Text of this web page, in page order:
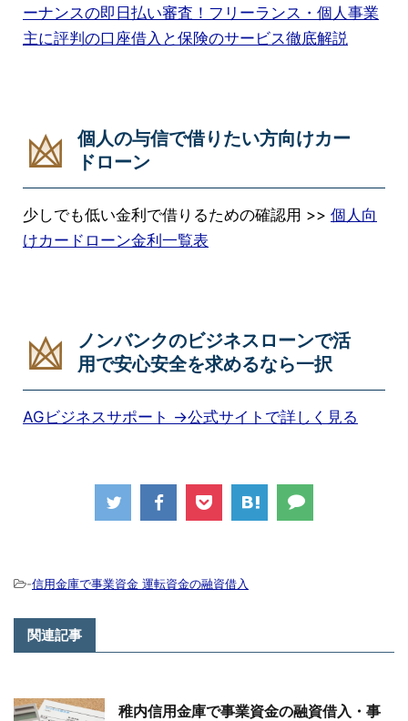
ーナンスの即日払い審査！フリーランス・個人事業
主に評判の口座借入と保険のサービス徹底解説
個人の与信で借りたい方向けカー
ドローン
少しでも低い金利で借りるための確認用 >> 個人向
けカードローン金利一覧表
ノンバンクのビジネスローンで活
用で安心安全を求めるなら一択
AGビジネスサポート →公式サイトで詳しく見る
-信用金庫で事業資金 運転資金の融資借入
関連記事
稚内信用金庫で事業資金の融資借入・事